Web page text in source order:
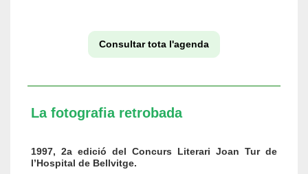
Consultar tota l'agenda
La fotografia retrobada
1997, 2a edició del Concurs Literari Joan Tur de
l’Hospital de Bellvitge.